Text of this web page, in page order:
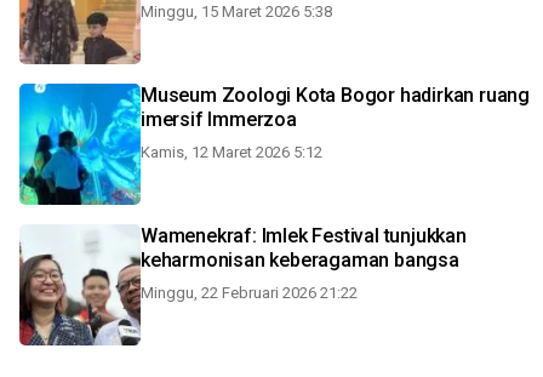
Minggu, 15 Maret 2026 5:38
Museum Zoologi Kota Bogor hadirkan ruang
imersif Immerzoa
Kamis, 12 Maret 2026 5:12
Wamenekraf: Imlek Festival tunjukkan
keharmonisan keberagaman bangsa
Minggu, 22 Februari 2026 21:22